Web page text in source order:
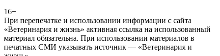
16+
При перепечатке и использовании информации с сайта
«Ветеринария и жизнь» активная ссылка на использованный
материал обязательна. При использовании материалов в
печатных СМИ указывать источник — «Ветеринария и